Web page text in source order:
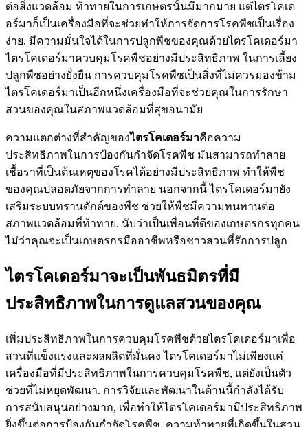
ต่อสิ่งแวดล้อม ท้าทายในการเกษตรนั้นมีมากมาย แต่ไตรโคเด
อร์มาก็เป็นเครื่องมือที่จะช่วยทำให้การจัดการโรคพืชเป็นเรื่อง
ง่าย. มีความมั่นใจได้ในการปลูกพืชของคุณด้วยไตรโคเดอร์มา
ไตรโคเดอร์มาควบคุมโรคพืชอย่างมีประสิทธิภาพ ในการเลี้ยง
ปลูกพืชอย่างยั่งยืน การควบคุมโรคพืชเป็นสิ่งที่ไม่ควรมองข้าม
ไตรโคเดอร์มาเป็นอีกหนึ่งเครื่องมือที่จะช่วยคุณในการรักษา
สวนของคุณในสภาพแวดล้อมที่สุขอนามัย
ความแตกต่างที่สำคัญของไตรโคเดอร์มาคือความ
ประสิทธิภาพในการป้องกันกำจัดโรคพืช มันสามารถทำลาย
เชื้อราที่เป็นต้นเหตุของโรคได้อย่างมีประสิทธิภาพ ทำให้พืช
ของคุณปลอดภัยจากการทำลาย นอกจากนี้ ไตรโคเดอร์มายัง
เสริมระบบทรานดักต์ของพืช ช่วยให้พืชมีความทนทานต่อ
สภาพแวดล้อมที่ท้าทาย. นับว่าเป็นเพื่อนที่ดีของเกษตรกรทุกคน
ไม่ว่าคุณจะเป็นเกษตรกรมืออาชีพหรือชาวสวนที่รักการปลูก
ไตรโคเดอร์มาจะเป็นพันธมิตรที่มี
ประสิทธิภาพในการดูแลสวนของคุณ
เพิ่มประสิทธิภาพในการควบคุมโรคพืชด้วยไตรโคเดอร์มาเพื่อ
สวนที่แข็งแรงและผลผลิตที่มั่นคง ไตรโคเดอร์มาไม่เพียงแค่
เครื่องมือที่มีประสิทธิภาพในการควบคุมโรคพืช, แต่ยังเป็นตัว
ช่วยที่ไม่หยุดพัฒนา. การวิจัยและพัฒนาในด้านนี้กำลังได้รับ
การสนับสนุนอย่างมาก, เพื่อทำให้ไตรโคเดอร์มามีประสิทธิภาพ